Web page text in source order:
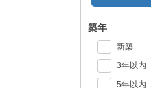
築年
新築
3年以内
5年以内